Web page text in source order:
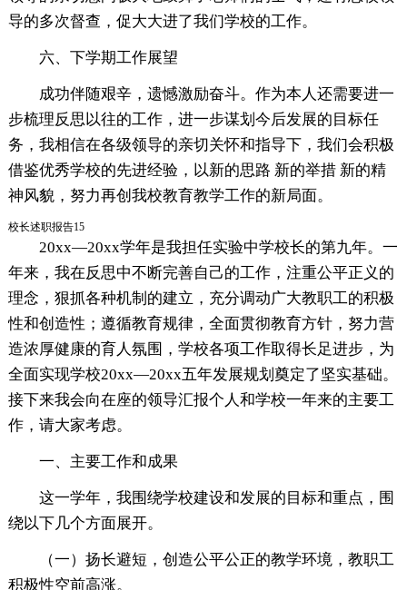
导的多次督查，促大大进了我们学校的工作。
六、下学期工作展望
成功伴随艰辛，遗憾激励奋斗。作为本人还需要进一
步梳理反思以往的工作，进一步谋划今后发展的目标任
务，我相信在各级领导的亲切关怀和指导下，我们会积极
借鉴优秀学校的先进经验，以新的思路 新的举措 新的精
神风貌，努力再创我校教育教学工作的新局面。
校长述职报告15
20xx—20xx学年是我担任实验中学校长的第九年。一
年来，我在反思中不断完善自己的工作，注重公平正义的
理念，狠抓各种机制的建立，充分调动广大教职工的积极
性和创造性；遵循教育规律，全面贯彻教育方针，努力营
造浓厚健康的育人氛围，学校各项工作取得长足进步，为
全面实现学校20xx—20xx五年发展规划奠定了坚实基础。
接下来我会向在座的领导汇报个人和学校一年来的主要工
作，请大家考虑。
一、主要工作和成果
这一学年，我围绕学校建设和发展的目标和重点，围
绕以下几个方面展开。
（一）扬长避短，创造公平公正的教学环境，教职工
积极性空前高涨。